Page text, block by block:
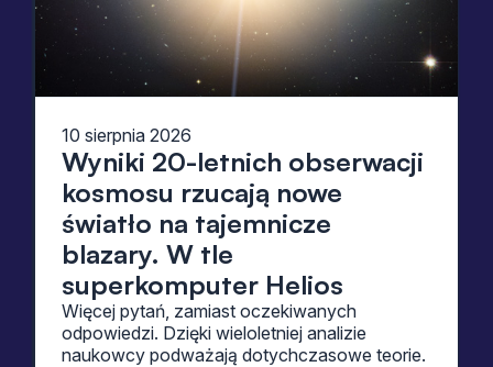
10 sierpnia 2026
Wyniki 20-letnich obserwacji
kosmosu rzucają nowe
światło na tajemnicze
blazary. W tle
superkomputer Helios
Więcej pytań, zamiast oczekiwanych
odpowiedzi. Dzięki wieloletniej analizie
naukowcy podważają dotychczasowe teorie.